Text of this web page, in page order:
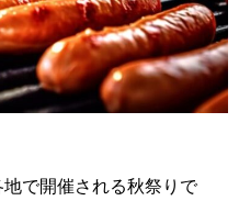
で開催される秋祭りで